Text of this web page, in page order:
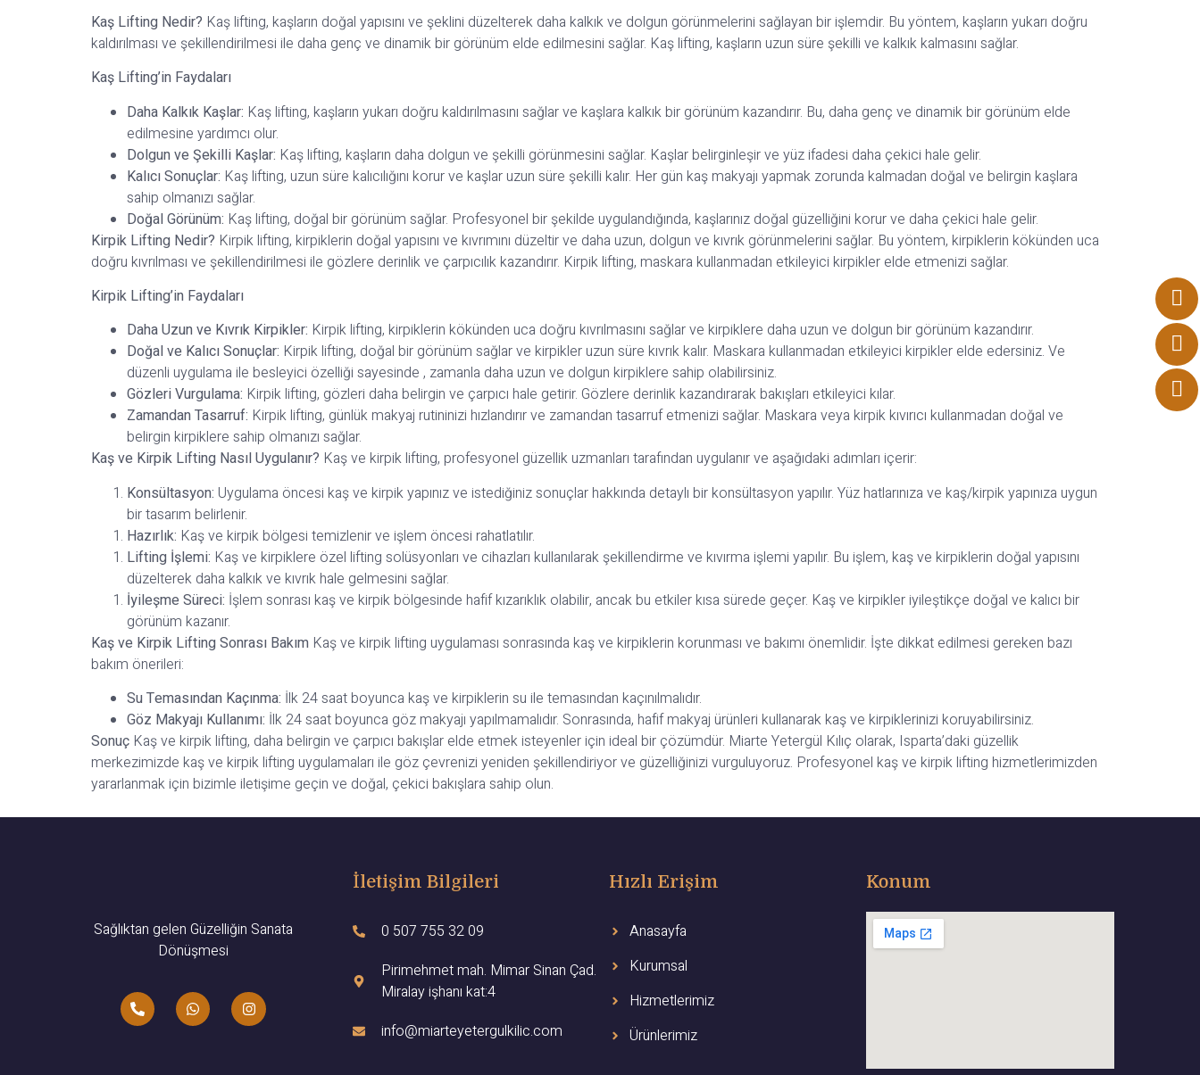
Kaş Lifting Nedir? Kaş lifting, kaşların doğal yapısını ve şeklini düzelterek daha kalkık ve dolgun görünmelerini sağlayan bir işlemdir. Bu yöntem, kaşların yukarı doğru
kaldırılması ve şekillendirilmesi ile daha genç ve dinamik bir görünüm elde edilmesini sağlar. Kaş lifting, kaşların uzun süre şekilli ve kalkık kalmasını sağlar.
Kaş Lifting’in Faydaları
Daha Kalkık Kaşlar: Kaş lifting, kaşların yukarı doğru kaldırılmasını sağlar ve kaşlara kalkık bir görünüm kazandırır. Bu, daha genç ve dinamik bir görünüm elde
edilmesine yardımcı olur.
Dolgun ve Şekilli Kaşlar: Kaş lifting, kaşların daha dolgun ve şekilli görünmesini sağlar. Kaşlar belirginleşir ve yüz ifadesi daha çekici hale gelir.
Kalıcı Sonuçlar: Kaş lifting, uzun süre kalıcılığını korur ve kaşlar uzun süre şekilli kalır. Her gün kaş makyajı yapmak zorunda kalmadan doğal ve belirgin kaşlara
sahip olmanızı sağlar.
Doğal Görünüm: Kaş lifting, doğal bir görünüm sağlar. Profesyonel bir şekilde uygulandığında, kaşlarınız doğal güzelliğini korur ve daha çekici hale gelir.
Kirpik Lifting Nedir? Kirpik lifting, kirpiklerin doğal yapısını ve kıvrımını düzeltir ve daha uzun, dolgun ve kıvrık görünmelerini sağlar. Bu yöntem, kirpiklerin kökünden uca
doğru kıvrılması ve şekillendirilmesi ile gözlere derinlik ve çarpıcılık kazandırır. Kirpik lifting, maskara kullanmadan etkileyici kirpikler elde etmenizi sağlar.
Kirpik Lifting’in Faydaları
Daha Uzun ve Kıvrık Kirpikler: Kirpik lifting, kirpiklerin kökünden uca doğru kıvrılmasını sağlar ve kirpiklere daha uzun ve dolgun bir görünüm kazandırır.
Doğal ve Kalıcı Sonuçlar: Kirpik lifting, doğal bir görünüm sağlar ve kirpikler uzun süre kıvrık kalır. Maskara kullanmadan etkileyici kirpikler elde edersiniz. Ve
düzenli uygulama ile besleyici özelliği sayesinde , zamanla daha uzun ve dolgun kirpiklere sahip olabilirsiniz.
Gözleri Vurgulama: Kirpik lifting, gözleri daha belirgin ve çarpıcı hale getirir. Gözlere derinlik kazandırarak bakışları etkileyici kılar.
Zamandan Tasarruf: Kirpik lifting, günlük makyaj rutininizi hızlandırır ve zamandan tasarruf etmenizi sağlar. Maskara veya kirpik kıvırıcı kullanmadan doğal ve
belirgin kirpiklere sahip olmanızı sağlar.
Kaş ve Kirpik Lifting Nasıl Uygulanır? Kaş ve kirpik lifting, profesyonel güzellik uzmanları tarafından uygulanır ve aşağıdaki adımları içerir:
Konsültasyon: Uygulama öncesi kaş ve kirpik yapınız ve istediğiniz sonuçlar hakkında detaylı bir konsültasyon yapılır. Yüz hatlarınıza ve kaş/kirpik yapınıza uygun
bir tasarım belirlenir.
Hazırlık: Kaş ve kirpik bölgesi temizlenir ve işlem öncesi rahatlatılır.
Lifting İşlemi: Kaş ve kirpiklere özel lifting solüsyonları ve cihazları kullanılarak şekillendirme ve kıvırma işlemi yapılır. Bu işlem, kaş ve kirpiklerin doğal yapısını
düzelterek daha kalkık ve kıvrık hale gelmesini sağlar.
İyileşme Süreci: İşlem sonrası kaş ve kirpik bölgesinde hafif kızarıklık olabilir, ancak bu etkiler kısa sürede geçer. Kaş ve kirpikler iyileştikçe doğal ve kalıcı bir
görünüm kazanır.
Kaş ve Kirpik Lifting Sonrası Bakım Kaş ve kirpik lifting uygulaması sonrasında kaş ve kirpiklerin korunması ve bakımı önemlidir. İşte dikkat edilmesi gereken bazı
bakım önerileri:
Su Temasından Kaçınma: İlk 24 saat boyunca kaş ve kirpiklerin su ile temasından kaçınılmalıdır.
Göz Makyajı Kullanımı: İlk 24 saat boyunca göz makyajı yapılmamalıdır. Sonrasında, hafif makyaj ürünleri kullanarak kaş ve kirpiklerinizi koruyabilirsiniz.
Sonuç Kaş ve kirpik lifting, daha belirgin ve çarpıcı bakışlar elde etmek isteyenler için ideal bir çözümdür. Miarte Yetergül Kılıç olarak, Isparta’daki güzellik
merkezimizde kaş ve kirpik lifting uygulamaları ile göz çevrenizi yeniden şekillendiriyor ve güzelliğinizi vurguluyoruz. Profesyonel kaş ve kirpik lifting hizmetlerimizden
yararlanmak için bizimle iletişime geçin ve doğal, çekici bakışlara sahip olun.
Sağlıktan gelen Güzelliğin Sanata
Dönüşmesi
İletişim Bilgileri
0 507 755 32 09
Pirimehmet mah. Mimar Sinan Çad.
Miralay işhanı kat:4
info@miarteyetergulkilic.com
Hızlı Erişim
Anasayfa
Kurumsal
Hizmetlerimiz
Ürünlerimiz
Konum